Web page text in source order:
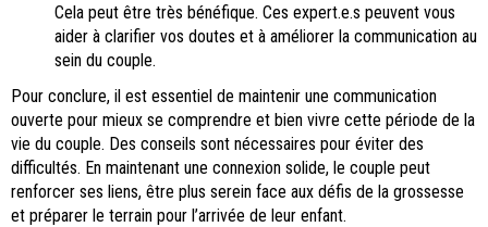
Cela peut être très bénéfique. Ces expert.e.s peuvent vous
aider à clarifier vos doutes et à améliorer la communication au
sein du couple.
Pour conclure, il est essentiel de maintenir une communication
ouverte pour mieux se comprendre et bien vivre cette période de la
vie du couple. Des conseils sont nécessaires pour éviter des
difficultés. En maintenant une connexion solide, le couple peut
renforcer ses liens, être plus serein face aux défis de la grossesse
et préparer le terrain pour l’arrivée de leur enfant.